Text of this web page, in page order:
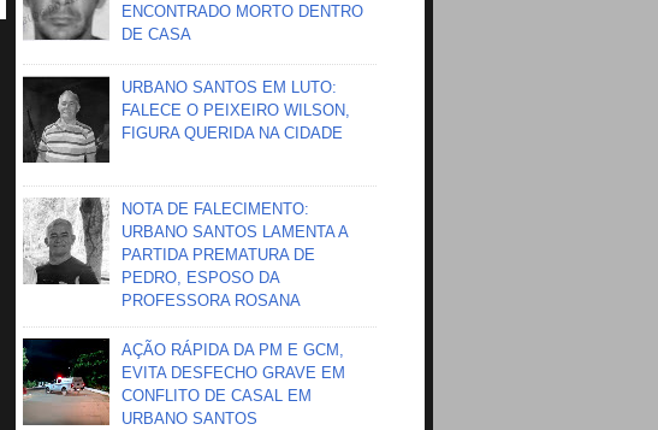
ENCONTRADO MORTO DENTRO
DE CASA
URBANO SANTOS EM LUTO:
FALECE O PEIXEIRO WILSON,
FIGURA QUERIDA NA CIDADE
NOTA DE FALECIMENTO:
URBANO SANTOS LAMENTA A
PARTIDA PREMATURA DE
PEDRO, ESPOSO DA
PROFESSORA ROSANA
AÇÃO RÁPIDA DA PM E GCM,
EVITA DESFECHO GRAVE EM
CONFLITO DE CASAL EM
URBANO SANTOS